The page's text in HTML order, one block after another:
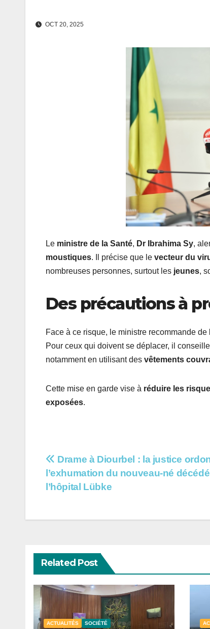
OCT 20, 2025
Le ministre de la Santé, Dr Ibrahima Sy,
moustiques. Il précise que le vecteur du
nombreuses personnes, surtout les jeunes,
Des précautions à
Face à ce risque, le ministre recommande de
Pour ceux qui doivent se déplacer, il
notamment en utilisant des vêtements
Cette mise en garde vise à réduire les
exposées.
Navigation
de
Drame à Diourbel : la justice
l’exhumation du nouveau-né
l’hôpital Lübke
Related Post
ACTUALITÉS SOCIÉTÉ